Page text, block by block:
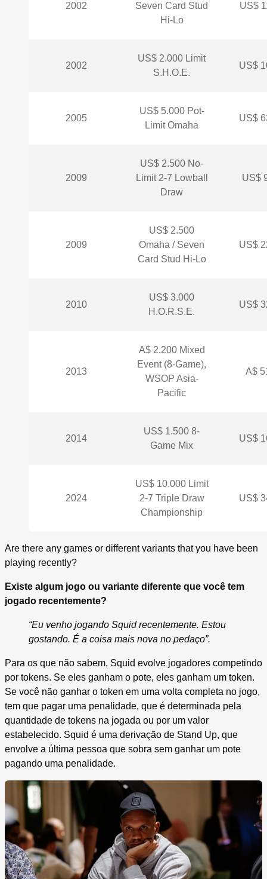
2002
Seven Card Stud
Hi-Lo
US$
2002
US$ 2.000 Limit
S.H.O.E.
US$
2005
US$ 5.000 Pot-
Limit Omaha
US$
2009
US$ 2.500 No-
Limit 2-7 Lowball
Draw
US$
2009
US$ 2.500
Omaha / Seven
Card Stud Hi-Lo
US$
2010
US$ 3.000
H.O.R.S.E.
US$
2013
A$ 2.200 Mixed
Event (8-Game),
WSOP Asia-
Pacific
A$
2014
US$ 1.500 8-
Game Mix
US$
2024
US$ 10.000 Limit
2-7 Triple Draw
Championship
US$
Are there any games or different variants that you have been
playing recently?
Existe algum jogo ou variante diferente que você tem
jogado recentemente?
“Eu venho jogando Squid recentemente. Estou
gostando. É a coisa mais nova no pedaço”.
Para os que não sabem, Squid evolve jogadores competindo
por tokens. Se eles ganham o pote, eles ganham um token.
Se você não ganhar o token em uma volta completa no jogo,
tem que pagar uma penalidade, que é determinada pela
quantidade de tokens na jogada ou por um valor
estabelecido. Squid é uma derivação de Stand Up, que
envolve a última pessoa que sobra sem ganhar um pote
pagando uma penalidade.